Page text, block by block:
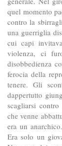
quel momento
contro la
una guerriglia
cui capi
violenza, ci
disobbedienza
ferocia della
tenere. Gli
dappertutto
scagliarsi
che venne
era un
Era solo un